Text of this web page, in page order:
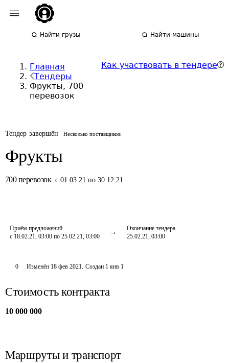
Найти грузы Найти машины
Главная
Тендеры
Фрукты, 700
перевозок
Как участвовать в тендере
Тендер завершён Несколько поставщиков
Фрукты
700 перевозок с 01.03.21 по 30.12.21
Приём предложений
с 18.02.21, 03:00 по 25.02.21, 03:00
Окончание тендера
25.02.21, 03:00
0 Изменён 18 фев 2021. Создан 1 янв 1
Стоимость контракта
10 000 000
Маршруты и транспорт